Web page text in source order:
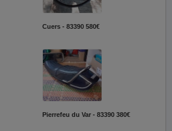
Cuers - 83390 580€
Pierrefeu du Var - 83390 380€